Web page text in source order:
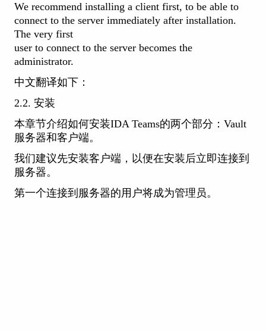
We recommend installing a client first, to be able to
connect to the server immediately after installation.
The very first
user to connect to the server becomes the
administrator.
中文翻译如下：
2.2. 安装
本章节介绍如何安装IDA Teams的两个部分：Vault
服务器和客户端。
我们建议先安装客户端，以便在安装后立即连接到
服务器。
第一个连接到服务器的用户将成为管理员。